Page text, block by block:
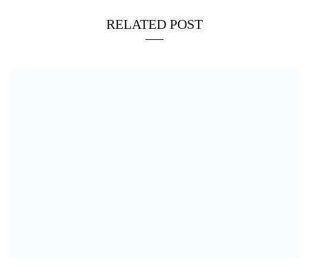
RELATED POST